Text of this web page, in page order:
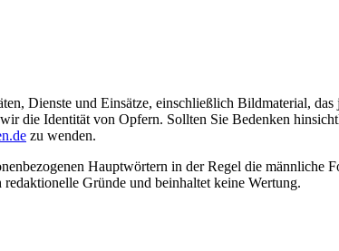
Dienste und Einsätze, einschließlich Bildmaterial,
die Identität von Opfern. Sollten Sie Bedenken
zu wenden.
Hauptwörtern in der Regel die
Gründe und beinhaltet keine Wertung.